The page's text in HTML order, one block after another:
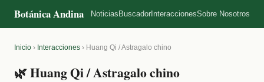
Botánica Andina Noticias Buscador InteraccionesSobre Nosotros
Inicio › Interacciones › Huang Qi / Astragalo chino
🌿 Huang Qi / Astragalo chino